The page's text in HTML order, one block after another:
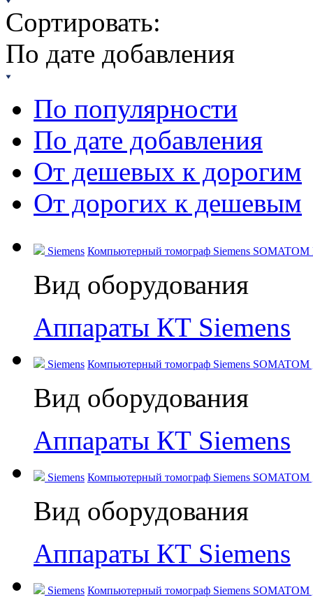
Сортировать:
По дате добавления
По популярности
По дате добавления
От дешевых к дорогим
От дорогих к дешевым
Siemens Компьютерный томограф Siemens SOMATOM
Вид оборудования
Аппараты КТ Siemens
Siemens Компьютерный томограф Siemens SOMATOM
Вид оборудования
Аппараты КТ Siemens
Siemens Компьютерный томограф Siemens SOMATOM
Вид оборудования
Аппараты КТ Siemens
Siemens Компьютерный томограф Siemens SOMATOM